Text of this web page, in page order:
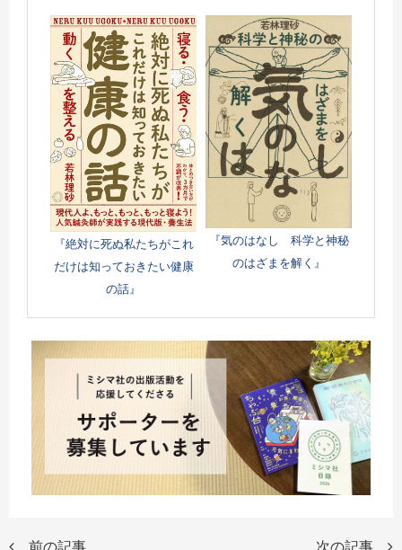
『絶対に死ぬ私たちがこれ
だけは知っておきたい健康
の話』
『気のはなし 科学と神秘
のはざまを解く』
前の記事 次の記事